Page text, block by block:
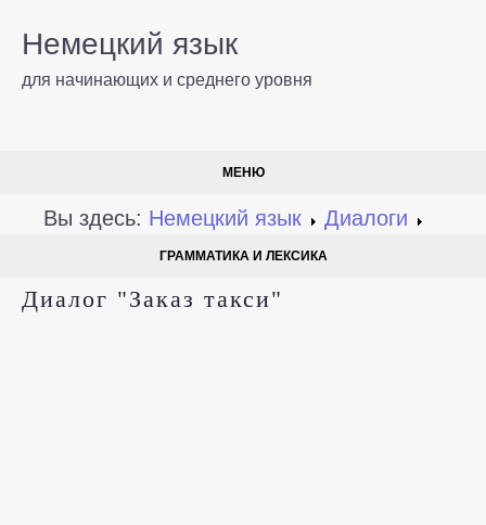
Немецкий язык
для начинающих и среднего уровня
МЕНЮ
Вы здесь: Немецкий язык Диалоги
ГРАММАТИКА И ЛЕКСИКА
Диалог "Заказ такси"